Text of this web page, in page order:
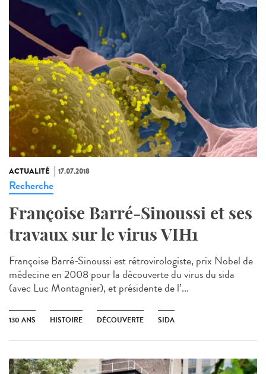
ACTUALITÉ 17.07.2018
Recherche
Françoise Barré-Sinoussi et ses
travaux sur le virus VIH1
Françoise Barré-Sinoussi est rétrovirologiste, prix Nobel de
médecine en 2008 pour la découverte du virus du sida
(avec Luc Montagnier), et présidente de l’...
130 ANS HISTOIRE DÉCOUVERTE SIDA